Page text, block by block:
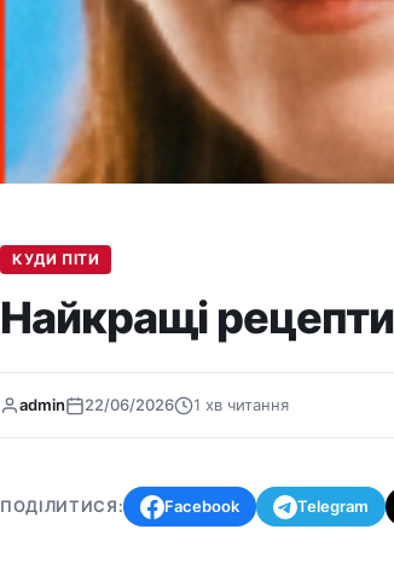
КУДИ ПІТИ
Найкращі
admin 22/06/2026 1 хв читання
ПОДІЛИТИСЯ: Facebook Telegram